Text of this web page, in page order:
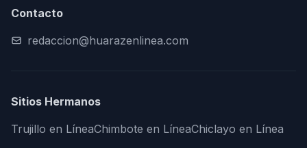
Contacto
redaccion@huarazenlinea.com
Sitios Hermanos
Trujillo en LíneaChimbote en LíneaChiclayo en Línea